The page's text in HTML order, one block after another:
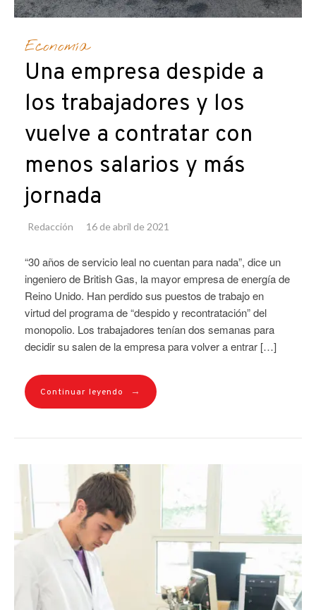
Economía
Una empresa despide a
los trabajadores y los
vuelve a contratar con
menos salarios y más
jornada
Redacción 16 de abril de 2021
“30 años de servicio leal no cuentan para nada”, dice un
ingeniero de British Gas, la mayor empresa de energía de
Reino Unido. Han perdido sus puestos de trabajo en
virtud del programa de “despido y recontratación” del
monopolio. Los trabajadores tenían dos semanas para
decidir su salen de la empresa para volver a entrar […]
Continuar leyendo →